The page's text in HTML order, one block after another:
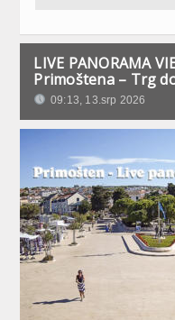
LIVE PANORAMA
Primoštena – Trg
09:13, 13.srp 2026